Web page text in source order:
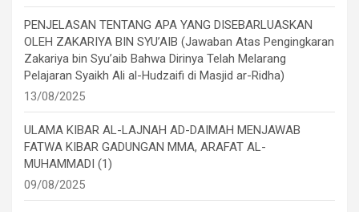
PENJELASAN TENTANG APA YANG DISEBARLUASKAN
OLEH ZAKARIYA BIN SYU’AIB (Jawaban Atas Pengingkaran
Zakariya bin Syu’aib Bahwa Dirinya Telah Melarang
Pelajaran Syaikh Ali al-Hudzaifi di Masjid ar-Ridha)
13/08/2025
ULAMA KIBAR AL-LAJNAH AD-DAIMAH MENJAWAB
FATWA KIBAR GADUNGAN MMA, ARAFAT AL-
MUHAMMADI (1)
09/08/2025